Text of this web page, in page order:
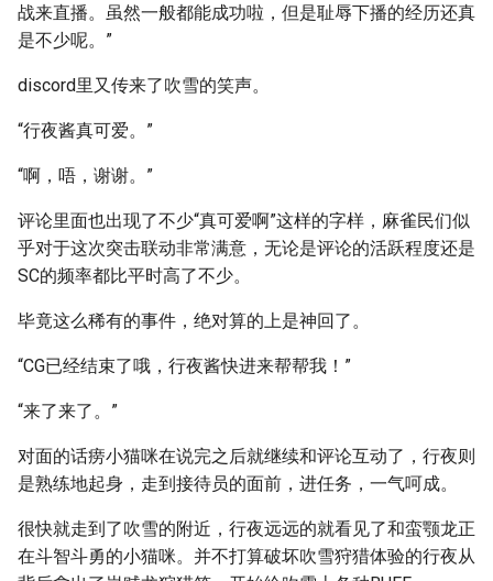
战来直播。虽然一般都能成功啦，但是耻辱下播的经历还真
是不少呢。”
discord里又传来了吹雪的笑声。
“行夜酱真可爱。”
“啊，唔，谢谢。”
评论里面也出现了不少“真可爱啊”这样的字样，麻雀民们似
乎对于这次突击联动非常满意，无论是评论的活跃程度还是
SC的频率都比平时高了不少。
毕竟这么稀有的事件，绝对算的上是神回了。
“CG已经结束了哦，行夜酱快进来帮帮我！”
“来了来了。”
对面的话痨小猫咪在说完之后就继续和评论互动了，行夜则
是熟练地起身，走到接待员的面前，进任务，一气呵成。
很快就走到了吹雪的附近，行夜远远的就看见了和蛮颚龙正
在斗智斗勇的小猫咪。并不打算破坏吹雪狩猎体验的行夜从